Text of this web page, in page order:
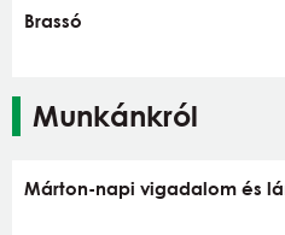
Brassó
Munkánkról
Márton-napi vigadalom és